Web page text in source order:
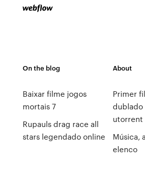
On the blog
Baixar filme jogos
mortais 7
Rupauls drag race all
stars legendado online
About
Primer
dublado
utorrent
Música,
elenco